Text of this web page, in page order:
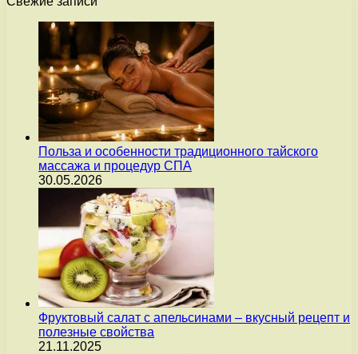
Польза и особенности традиционного тайского
массажа и процедур СПА
30.05.2026
Фруктовый салат с апельсинами – вкусный рецепт и
полезные свойства
21.11.2025